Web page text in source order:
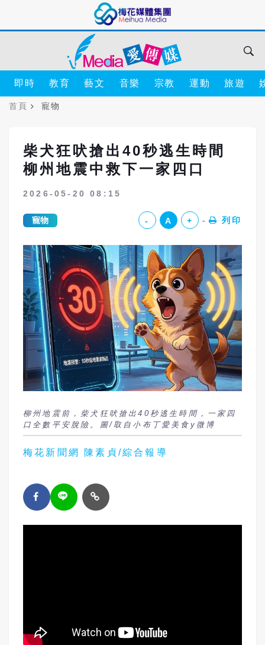
即時 教育 藝文 音樂 宗教 運動 旅遊
首頁 寵物
柴犬狂吠搶出40秒逃生時間
柳州地震中救下一家四口
2026-05-20 08:15
寵物 - A + 列印
柳州地震前，柴犬狂吠搶出40秒逃生時間，一家四
口全數平安脫險。圖/取自小布丁愛美食y微博
梅花新聞網 陳素貞/綜合報導